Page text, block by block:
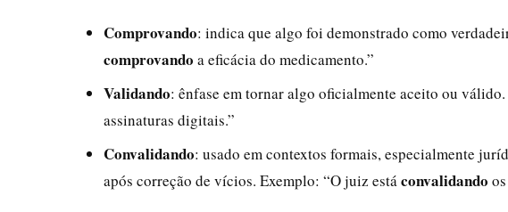
Comprovando: indica que algo foi demonstrado como
comprovando a eficácia do medicamento.”
Validando: ênfase em tornar algo oficialmente aceito ou
assinaturas digitais.”
Convalidando: usado em contextos formais, especialmente
após correção de vícios. Exemplo: “O juiz está convalidando